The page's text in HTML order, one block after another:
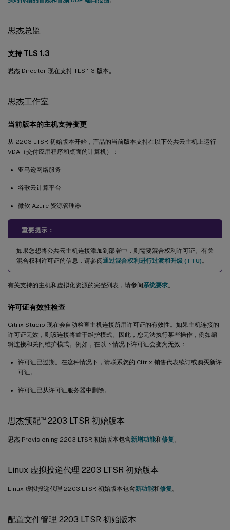
思杰总监
支持 TLS 1.3
思杰 Director 现在支持 TLS 1.3 版本。
思杰工作室
当前版本的主机支持变更
从 2203 LTSR 初始版本开始，产品的当前版本支持在以下公共云主机上运行
VDA（交付应用程序和桌面的计算机）：
亚马逊网络服务
谷歌云计算平台
微软 Azure 资源管理器
重要提示：
如果您想将公共云主机连接添加到部署中，则需要混合权利许可证。有关
混合权利许可证的信息，请参阅通过混合权利进行过渡和升级 (TTU) 。
有关支持的主机和虚拟化资源的完整列表，请参阅系统要求。
许可证有效性检查
Citrix Studio 现在会自动检查主机连接所用许可证的有效性。如果主机连接的
许可证无效，则该连接将置于维护模式。因此，您无法执行某些操作，例如编
辑连接和关闭维护模式。例如，在以下情况下许可证会变为无效：
许可证已过期。在这种情况下，请联系您的 Citrix 销售代表续订或购买新许
可证。
许可证已从许可证服务器中删除。
思杰预配™2203 LTSR 初始版本
思杰 Provisioning 2203 LTSR 初始版本包含新增功能和修复 。
Linux 虚拟投递代理 2203 LTSR 初始版本
Linux 虚拟投递代理 2203 LTSR 初始版本包含新功能和修复 。
配置文件管理 2203 LTSR 初始版本